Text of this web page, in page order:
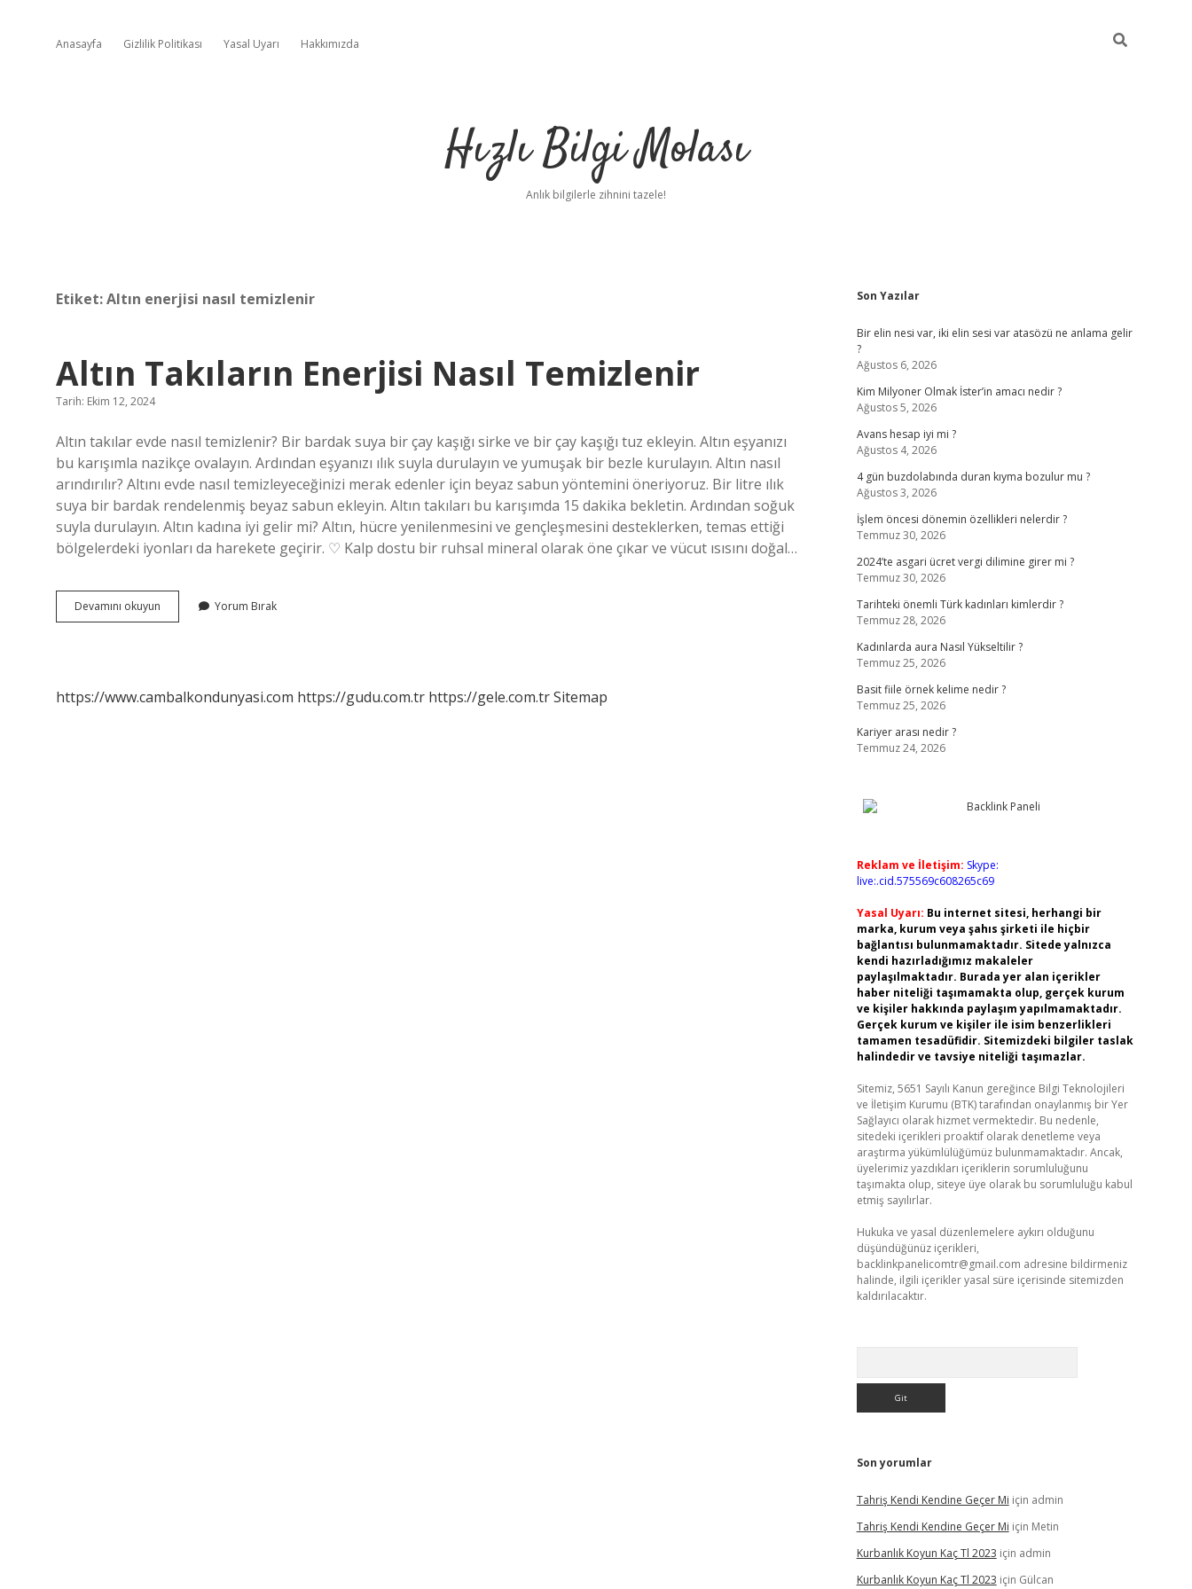
Anasayfa Gizlilik Politikası Yasal Uyarı Hakkımızda
Hızlı Bilgi Molası
Anlık bilgilerle zihnini tazele!
Etiket:Altın enerjisi nasıl temizlenir
Altın Takıların Enerjisi Nasıl Temizlenir
Tarih: Ekim 12, 2024
Altın takılar evde nasıl temizlenir? Bir bardak suya bir çay kaşığı sirke ve bir çay kaşığı tuz ekleyin. Altın eşyanızı
bu karışımla nazikçe ovalayın. Ardından eşyanızı ılık suyla durulayın ve yumuşak bir bezle kurulayın. Altın nasıl
arındırılır? Altını evde nasıl temizleyeceğinizi merak edenler için beyaz sabun yöntemini öneriyoruz. Bir litre ılık
suya bir bardak rendelenmiş beyaz sabun ekleyin. Altın takıları bu karışımda 15 dakika bekletin. Ardından soğuk
suyla durulayın. Altın kadına iyi gelir mi? Altın, hücre yenilenmesini ve gençleşmesini desteklerken, temas ettiği
bölgelerdeki iyonları da harekete geçirir. ♡ Kalp dostu bir ruhsal mineral olarak öne çıkar ve vücut ısısını doğal…
Devamını okuyun
Takıların
Yorum Bırak
https://www.cambalkondunyasi.com https://gudu.com.tr https://gele.com.trSitemap
Sidebar
Son Yazılar
Bir elin nesi var, iki elin sesi var atasözü ne anlama gelir
?
Ağustos 6, 2026
Kim Milyoner Olmak İster’in amacı nedir ?
Ağustos 5, 2026
Avans hesap iyi mi ?
Ağustos 4, 2026
4 gün buzdolabında duran kıyma bozulur mu ?
Ağustos 3, 2026
İşlem öncesi dönemin özellikleri nelerdir ?
Temmuz 30, 2026
2024’te asgari ücret vergi dilimine girer mi ?
Temmuz 30, 2026
Tarihteki önemli Türk kadınları kimlerdir ?
Temmuz 28, 2026
Kadınlarda aura Nasıl Yükseltilir ?
Temmuz 25, 2026
Basit fiile örnek kelime nedir ?
Temmuz 25, 2026
Kariyer arası nedir ?
Temmuz 24, 2026
Reklam ve İletişim: Skype:
live:.cid.575569c608265c69
Yasal Uyarı: Bu internet sitesi, herhangi bir
marka, kurum veya şahıs şirketi ile hiçbir
bağlantısı bulunmamaktadır. Sitede yalnızca
kendi hazırladığımız makaleler
paylaşılmaktadır. Burada yer alan içerikler
haber niteliği taşımamakta olup, gerçek kurum
ve kişiler hakkında paylaşım yapılmamaktadır.
Gerçek kurum ve kişiler ile isim benzerlikleri
tamamen tesadüfidir. Sitemizdeki bilgiler taslak
halindedir ve tavsiye niteliği taşımazlar.
Sitemiz, 5651 Sayılı Kanun gereğince Bilgi Teknolojileri
ve İletişim Kurumu (BTK) tarafından onaylanmış bir Yer
Sağlayıcı olarak hizmet vermektedir. Bu nedenle,
sitedeki içerikleri proaktif olarak denetleme veya
araştırma yükümlülüğümüz bulunmamaktadır. Ancak,
üyelerimiz yazdıkları içeriklerin sorumluluğunu
taşımakta olup, siteye üye olarak bu sorumluluğu kabul
etmiş sayılırlar.
Hukuka ve yasal düzenlemelere aykırı olduğunu
düşündüğünüz içerikleri,
backlinkpanelicomtr@gmail.com adresine bildirmeniz
halinde, ilgili içerikler yasal süre içerisinde sitemizden
kaldırılacaktır.
Son yorumlar
Tahriş Kendi Kendine Geçer Mi için admin
Tahriş Kendi Kendine Geçer Mi için Metin
Kurbanlık Koyun Kaç Tl 2023 için admin
Kurbanlık Koyun Kaç Tl 2023 için Gülcan